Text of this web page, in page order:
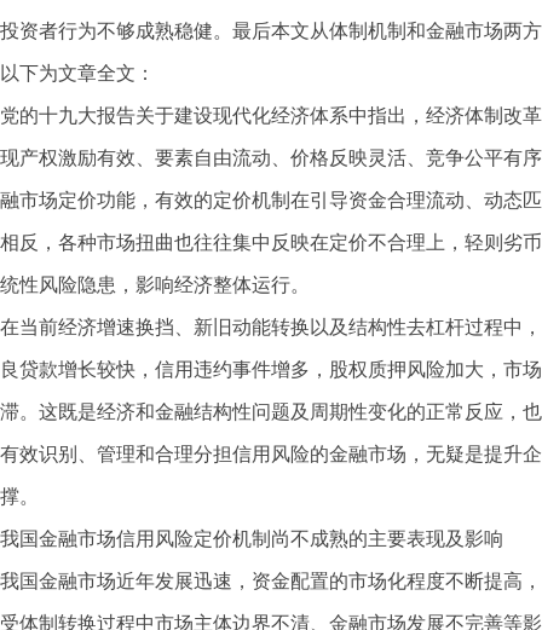
投资者行为不够成熟稳健。最后本文从体制机制和金融市场两
以下为文章全文：
党的十九大报告关于建设现代化经济体系中指出，经济体制改
现产权激励有效、要素自由流动、价格反映灵活、竞争公平有
融市场定价功能，有效的定价机制在引导资金合理流动、动态
相反，各种市场扭曲也往往集中反映在定价不合理上，轻则劣
统性风险隐患，影响经济整体运行。
在当前经济增速换挡、新旧动能转换以及结构性去杠杆过程中
良贷款增长较快，信用违约事件增多，股权质押风险加大，市
滞。这既是经济和金融结构性问题及周期性变化的正常反应，
有效识别、管理和合理分担信用风险的金融市场，无疑是提升
撑。
我国金融市场信用风险定价机制尚不成熟的主要表现及影响
我国金融市场近年发展迅速，资金配置的市场化程度不断提高
受体制转换过程中市场主体边界不清、金融市场发展不完善等